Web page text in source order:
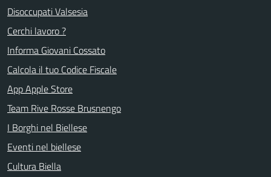
Disoccupati Valsesia
Cerchi lavoro ?
Informa Giovani Cossato
Calcola il tuo Codice Fiscale
App Apple Store
Team Rive Rosse Brusnengo
I Borghi nel Biellese
Eventi nel biellese
Cultura Biella